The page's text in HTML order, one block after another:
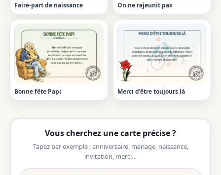
Faire-part de naissance On ne rajeunit pas
Bonne fête Papi Merci d’être toujours là
Vous cherchez une carte précise ?
Tapez par exemple : anniversaire, mariage, naissance,
invitation, merci…